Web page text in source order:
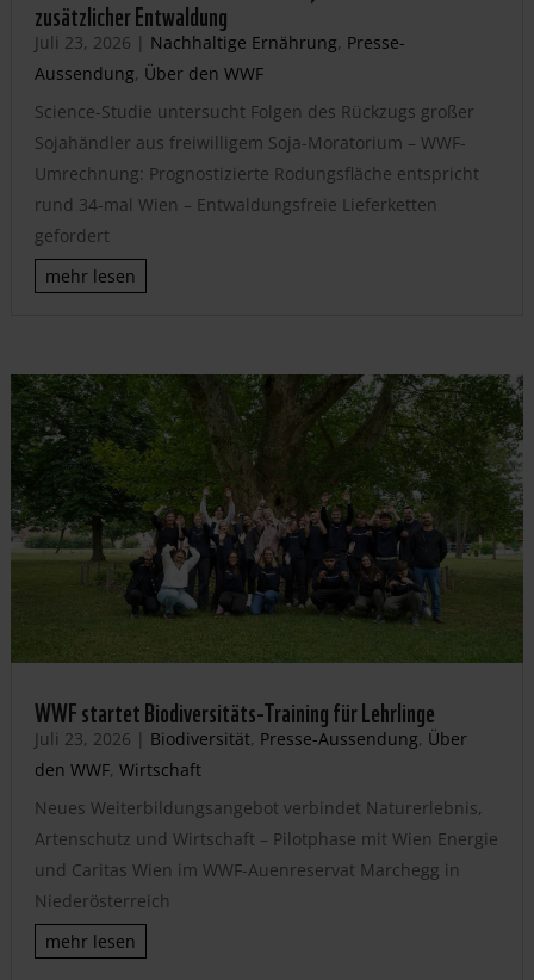
zusätzlicher Entwaldung
Juli 23, 2026 | Nachhaltige Ernährung, Presse-
Aussendung, Über den WWF
Science-Studie untersucht Folgen des Rückzugs großer
Sojahändler aus freiwilligem Soja-Moratorium – WWF-
Umrechnung: Prognostizierte Rodungsfläche entspricht
rund 34-mal Wien – Entwaldungsfreie Lieferketten
gefordert
mehr lesen
WWF startet Biodiversitäts-Training für Lehrlinge
Juli 23, 2026 | Biodiversität, Presse-Aussendung, Über
den WWF, Wirtschaft
Neues Weiterbildungsangebot verbindet Naturerlebnis,
Artenschutz und Wirtschaft – Pilotphase mit Wien Energie
und Caritas Wien im WWF-Auenreservat Marchegg in
Niederösterreich
mehr lesen